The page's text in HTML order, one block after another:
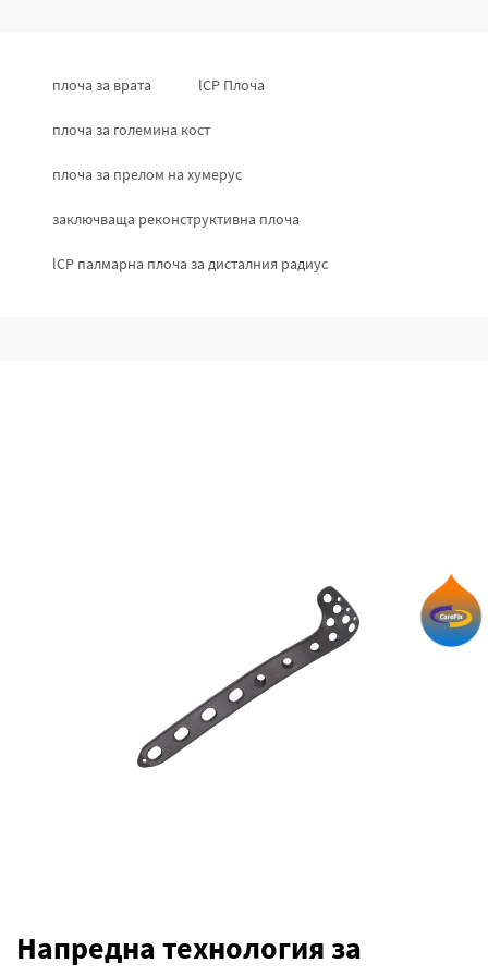
плоча за врата lCP Плоча
плоча за големина кост
плоча за прелом на хумерус
заключваща реконструктивна плоча
lCP палмарна плоча за дисталния радиус
Напредна технология за